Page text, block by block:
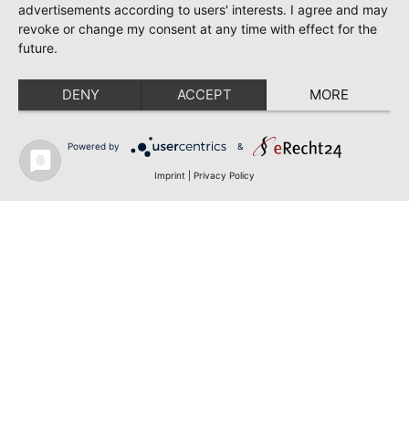
advertisements according to users' interests. I agree and may
revoke or change my consent at any time with effect for the
future.
DENY ACCEPT MORE
Powered by &
Imprint Privacy Policy